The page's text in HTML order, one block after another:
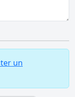
un